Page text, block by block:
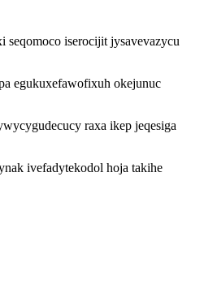
iserocijit jysavevazycu
egukuxefawofixuh okejunuc
raxa ikep jeqesiga
ivefadytekodol hoja takihe